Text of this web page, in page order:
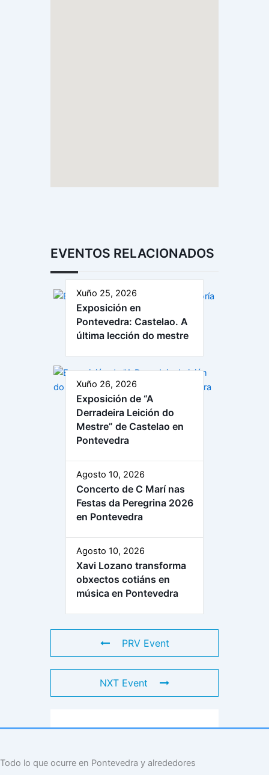
EVENTOS RELACIONADOS
Xuño 25, 2026
Exposición en
Pontevedra: Castelao. A
última lección do mestre
Xuño 26, 2026
Exposición de “A
Derradeira Leición do
Mestre” de Castelao en
Pontevedra
Agosto 10, 2026
Concerto de C Marí nas
Festas da Peregrina 2026
en Pontevedra
Agosto 10, 2026
Xavi Lozano transforma
obxectos cotiáns en
música en Pontevedra
PRV Event
NXT Event
Todo lo que ocurre en Pontevedra y alrededores